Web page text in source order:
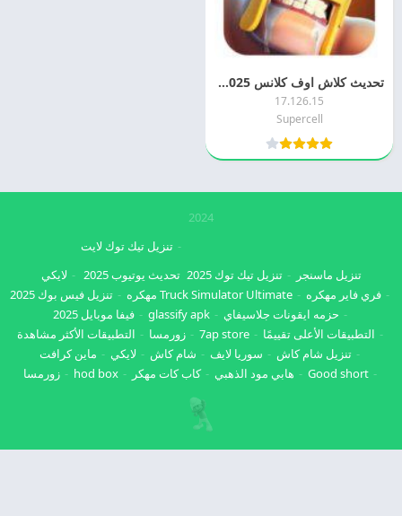
تحديث كلاش اوف كلانس 2025 Clash of Clans APK مجانا
17.126.15
Supercell
2024
تنزيل ماسنجر تنزيل تيك توك 2025
تنزيل تيك توك لايت
تحديث يوتيوب 2025
لايكي
فري فاير مهكره
Truck Simulator Ultimate مهكره
تنزيل فيس بوك 2025
حزمه ايقونات جلاسيفاي
glassify apk
فيفا موبايل 2025
التطبيقات الأعلى تقييمًا
7ap store زورمسا
التطبيقات الأكثر مشاهدة
تنزيل شام كاش
سوريا لايف شام كاش لايكي
ماين كرافت
Good short
هابي مود الذهبي كاب كات مهكر hod box زورمسا